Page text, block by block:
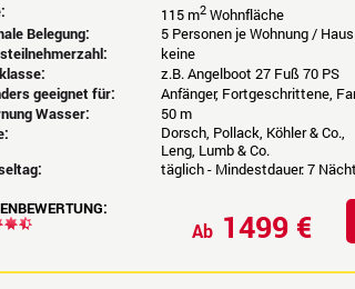
115 m2 Wohnfläche
Belegung:
5 Personen je Wohnung / Haus
keine
z.B. Angelboot 27 Fuß 70 PS
geeignet für:
Anfänger, Fortgeschrittene,
Wasser:
50 m
Dorsch, Pollack, Köhler & Co.,
Leng, Lumb & Co.
täglich - Mindestdauer: 7
Ab 1499 €